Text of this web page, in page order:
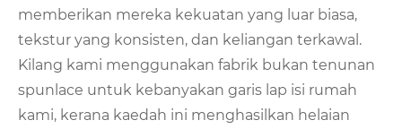
memberikan mereka kekuatan yang luar biasa,
tekstur yang konsisten, dan keliangan terkawal.
Kilang kami menggunakan fabrik bukan tenunan
spunlace untuk kebanyakan garis lap isi rumah
kami, kerana kaedah ini menghasilkan helaian